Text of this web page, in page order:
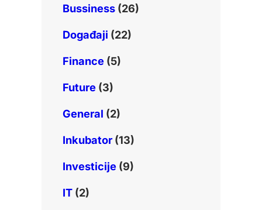
Bussiness(26)
Događaji (22)
Finance(5)
Future(3)
General (2)
Inkubator(13)
Investicije(9)
IT(2)